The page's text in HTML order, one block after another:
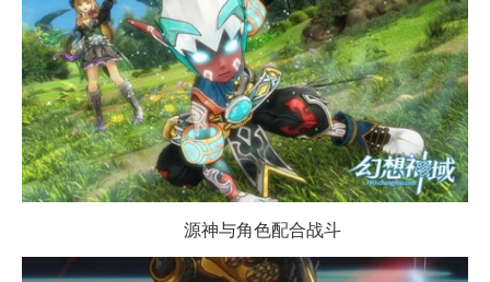
源神与角色配合战斗